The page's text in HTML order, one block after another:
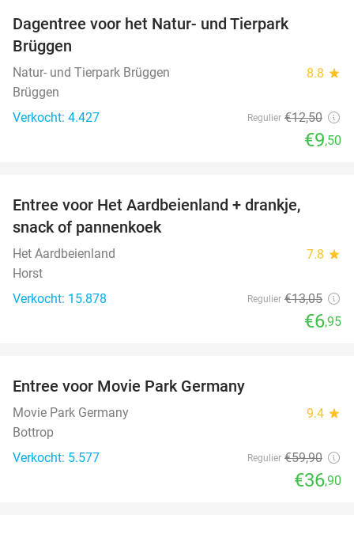
Dagentree voor het Natur- und Tierpark
Brüggen
Natur- und Tierpark Brüggen 8.8 star
Brüggen
Verkocht: 4.427
Regulier €12,50
€9,50
Entree voor Het Aardbeienland + drankje,
snack of pannenkoek
Het Aardbeienland 7.8 star
Horst
Verkocht: 15.878
Regulier €13,05
€6,95
Entree voor Movie Park Germany
Movie Park Germany 9.4 star
Bottrop
Verkocht: 5.577
Regulier €59,90
€36,90